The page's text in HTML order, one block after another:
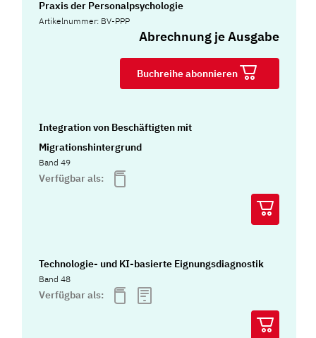
Praxis der Personalpsychologie
Artikelnummer: BV-PPP
Abrechnung je Ausgabe
Buchreihe abonnieren
Integration von Beschäftigten mit
Migrationshintergrund
Band 49
Verfügbar als:
Technologie- und KI-basierte Eignungsdiagnostik
Band 48
Verfügbar als: